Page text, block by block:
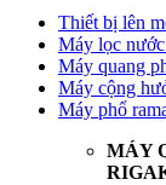
Thiết bị lên
Máy lọc nước
Máy quang
Máy cộng
Máy phổ
MÁY